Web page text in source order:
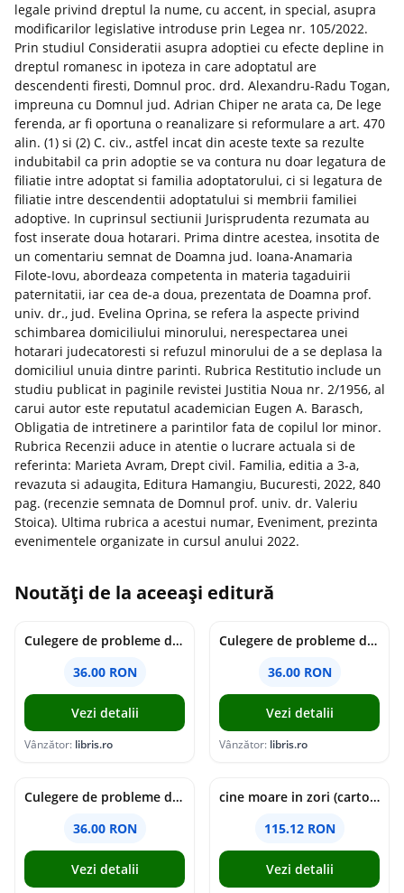
legale privind dreptul la nume, cu accent, in special, asupra
modificarilor legislative introduse prin Legea nr. 105/2022.
Prin studiul Consideratii asupra adoptiei cu efecte depline in
dreptul romanesc in ipoteza in care adoptatul are
descendenti firesti, Domnul proc. drd. Alexandru-Radu Togan,
impreuna cu Domnul jud. Adrian Chiper ne arata ca, De lege
ferenda, ar fi oportuna o reanalizare si reformulare a art. 470
alin. (1) si (2) C. civ., astfel incat din aceste texte sa rezulte
indubitabil ca prin adoptie se va contura nu doar legatura de
filiatie intre adoptat si familia adoptatorului, ci si legatura de
filiatie intre descendentii adoptatului si membrii familiei
adoptive. In cuprinsul sectiunii Jurisprudenta rezumata au
fost inserate doua hotarari. Prima dintre acestea, insotita de
un comentariu semnat de Doamna jud. Ioana-Anamaria
Filote-Iovu, abordeaza competenta in materia tagaduirii
paternitatii, iar cea de-a doua, prezentata de Doamna prof.
univ. dr., jud. Evelina Oprina, se refera la aspecte privind
schimbarea domiciliului minorului, nerespectarea unei
hotarari judecatoresti si refuzul minorului de a se deplasa la
domiciliul unuia dintre parinti. Rubrica Restitutio include un
studiu publicat in paginile revistei Justitia Noua nr. 2/1956, al
carui autor este reputatul academician Eugen A. Barasch,
Obligatia de intretinere a parintilor fata de copilul lor minor.
Rubrica Recenzii aduce in atentie o lucrare actuala si de
referinta: Marieta Avram, Drept civil. Familia, editia a 3-a,
revazuta si adaugita, Editura Hamangiu, Bucuresti, 2022, 840
pag. (recenzie semnata de Domnul prof. univ. dr. Valeriu
Stoica). Ultima rubrica a acestui numar, Eveniment, prezinta
evenimentele organizate in cursul anului 2022.
Noutăți de la aceeași editură
Culegere de probleme de matematica - Clasa 7 - Ioana Monalisa Manea
36.00 RON
Vezi detalii
Vânzător: libris.ro
Culegere de probleme de matematica - Clasa 6 - Ioana Monalisa Manea, Cristina Neagoe
36.00 RON
Vezi detalii
Vânzător: libris.ro
Culegere de probleme de matematica - Clasa 5 - Ioana Monalisa Manea, Cristina Neagoe
36.00 RON
Vezi detalii
cine moare in zori (cartonata) - holly jackson
115.12 RON
Vezi detalii